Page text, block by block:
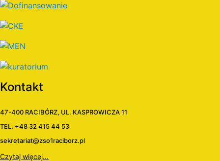
Kontakt
47-400 RACIBÓRZ, UL. KASPROWICZA 11
TEL. +48 32 415 44 53
sekretariat@zso1raciborz.pl
Czytaj więcej...